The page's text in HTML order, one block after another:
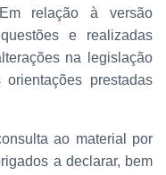
relação à versão
e realizadas
na legislação
prestadas
ao material por
a declarar, bem